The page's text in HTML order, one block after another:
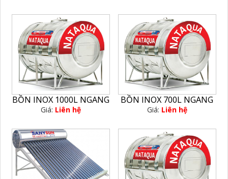
BỒN INOX 1000L NGANG
Giá: Liên hệ
BỒN INOX 700L NGANG
Giá: Liên hệ